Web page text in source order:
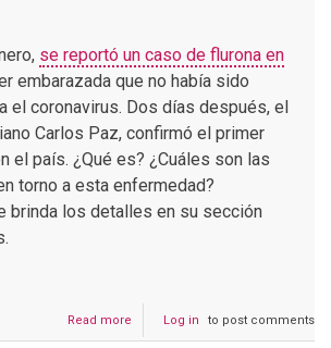
se reportó un caso de flurona en
embarazada que no había sido
el coronavirus. Dos días después, el
Carlos Paz, confirmó el primer
el país. ¿Qué es? ¿Cuáles son las
torno a esta enfermedad?
brinda los detalles en su sección
Read more
Flurona:
Log in to post comments